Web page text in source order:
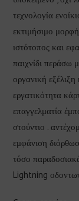
τεχνολογία
εκτιμήσιμο
ιστότοπος και
παιχνίδι περάσω
οργανική
εργατικότητα
επαγγελματία
στούντιο .
εμφάνιση
τόσο
Lightning